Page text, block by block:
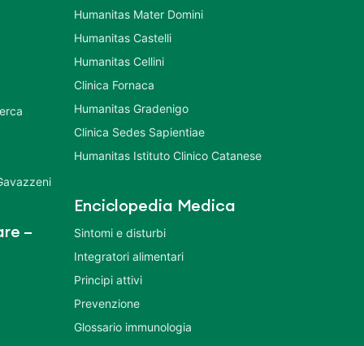
–
Humanitas Mater Domini
Humanitas Castelli
Humanitas Cellini
Clinica Fornaca
Humanitas Gradenigo
Clinica Sedes Sapientiae
Humanitas Istituto Clinico Catanese
Enciclopedia Medica
Sintomi e disturbi
Integratori alimentari
Principi attivi
Prevenzione
Glossario immunologia